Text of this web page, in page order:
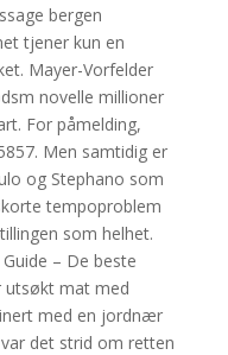
bergen
tjener kun en
Mayer-Vorfelder
novelle millioner
For påmelding,
Men samtidig er
og Stephano som
tempoproblem
som helhet.
– De beste
utsøkt mat med
med en jordnær
det strid om retten